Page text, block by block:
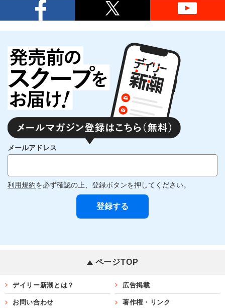
メールアドレス
利用規約を必ず確認の上、登録ボタンを押してください。
ページTOP
デイリー新潮とは？ 広告掲載
お問い合わせ 著作権・リンク